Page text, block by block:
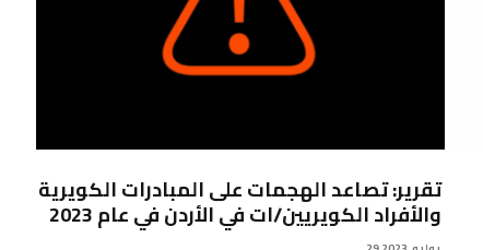
تقرير: تصاعد الهجمات على المبادرات الكويرية
والأفراد الكويريين/ات في الأردن في عام 2023